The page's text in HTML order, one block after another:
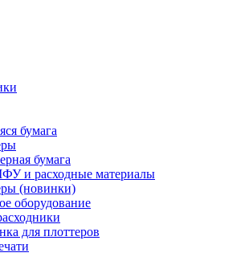
бумага
бумага
и расходные материалы
(новинки)
оборудование
для плоттеров